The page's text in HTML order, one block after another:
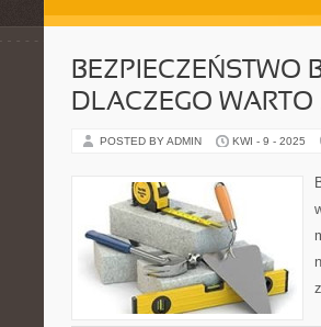
BEZPIECZEŃSTWO
DLACZEGO
POSTED BY ADMIN KWI - 9 - 2025